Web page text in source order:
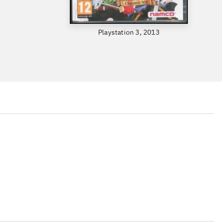
Playstation 3, 2013